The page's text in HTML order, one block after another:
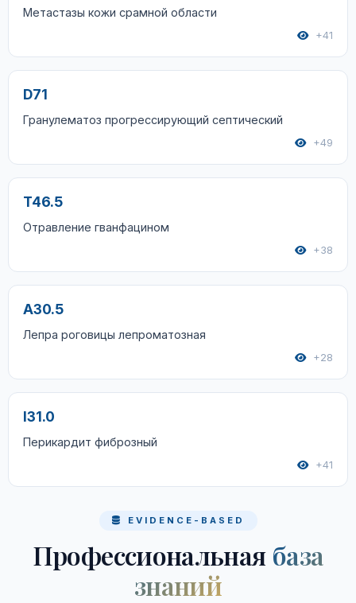
Метастазы кожи срамной области
+41
D71
Гранулематоз прогрессирующий септический
+49
T46.5
Отравление гванфацином
+38
A30.5
Лепра роговицы лепроматозная
+28
I31.0
Перикардит фиброзный
+41
EVIDENCE-BASED
Профессиональная база
знаний